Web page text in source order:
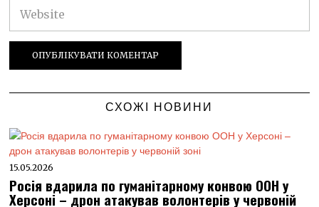
СХОЖІ НОВИНИ
15.05.2026
Росія вдарила по гуманітарному конвою ООН у
Херсоні – дрон атакував волонтерів у червоній